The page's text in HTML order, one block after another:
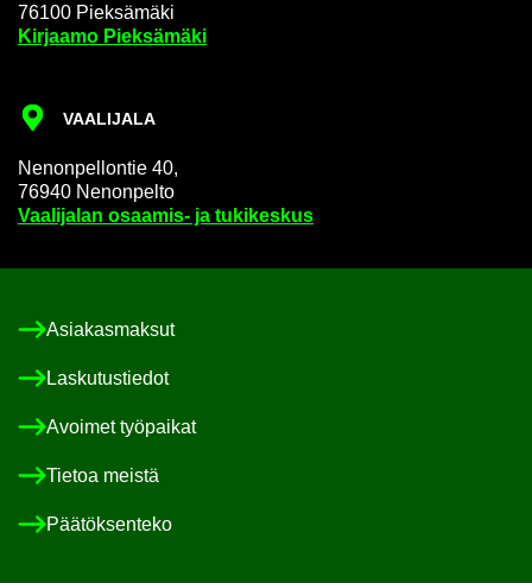
76100 Piek­sä­mä­ki
Kir­jaa­mo Piek­sä­mä­ki
VAA­LI­JA­LA
Ne­non­pel­lon­tie 40,
76940 Ne­non­pel­to
Vaa­li­ja­lan osaamis-​ ja tu­ki­kes­kus
Asia­kas­mak­sut
Las­ku­tus­tie­dot
Avoi­met työ­pai­kat
Tie­toa meis­tä
Pää­tök­sen­te­ko